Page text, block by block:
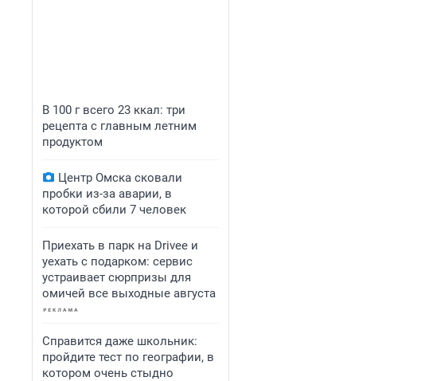
В 100 г всего 23 ккал: три
рецепта с главным летним
продуктом
Центр Омска сковали
пробки из-за аварии, в
которой сбили 7 человек
Приехать в парк на Drivee и
уехать с подарком: сервис
устраивает сюрпризы для
омичей все выходные августа
Справится даже школьник:
пройдите тест по географии, в
котором очень стыдно